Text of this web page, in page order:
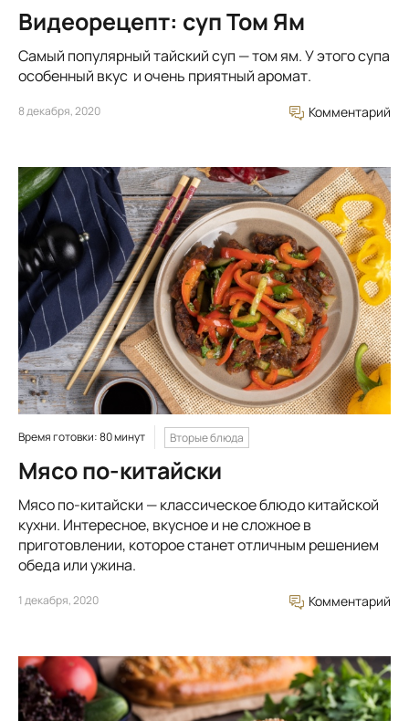
Видеорецепт: суп Том Ям
Самый популярный тайский суп — том ям. У этого супа
особенный вкус и очень приятный аромат.
8 декабря, 2020 Комментарий
Время готовки: 80 минут Вторые блюда
Мясо по-китайски
Мясо по-китайски — классическое блюдо китайской
кухни. Интересное, вкусное и не сложное в
приготовлении, которое станет отличным решением
обеда или ужина.
1 декабря, 2020 Комментарий